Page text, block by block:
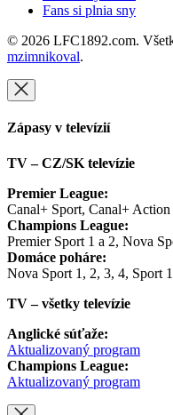
Fans si plnia sny
© 2026 LFC1892.com.
mzimnikoval.
Zápasy v televízií
TV – CZ/SK televízie
Premier League:
Canal+ Sport, Canal+ Action
Champions League:
Premier Sport 1 a 2, Nova
Domáce poháre:
Nova Sport 1, 2, 3, 4, Sport
TV – všetky televízie
Anglické súťaže:
Aktualizovaný program
Champions League:
Aktualizovaný program